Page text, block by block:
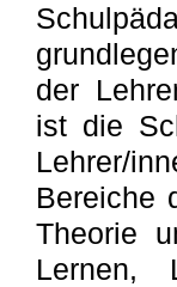
der
ist die
Lehrer/
Bereiche
Theorie
Lernen,